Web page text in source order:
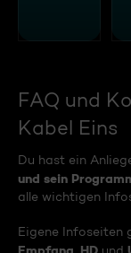
FAQ und
Kabel Eins
Du hast ein
und sein
alle wichtigen
Eigene Infoseiten